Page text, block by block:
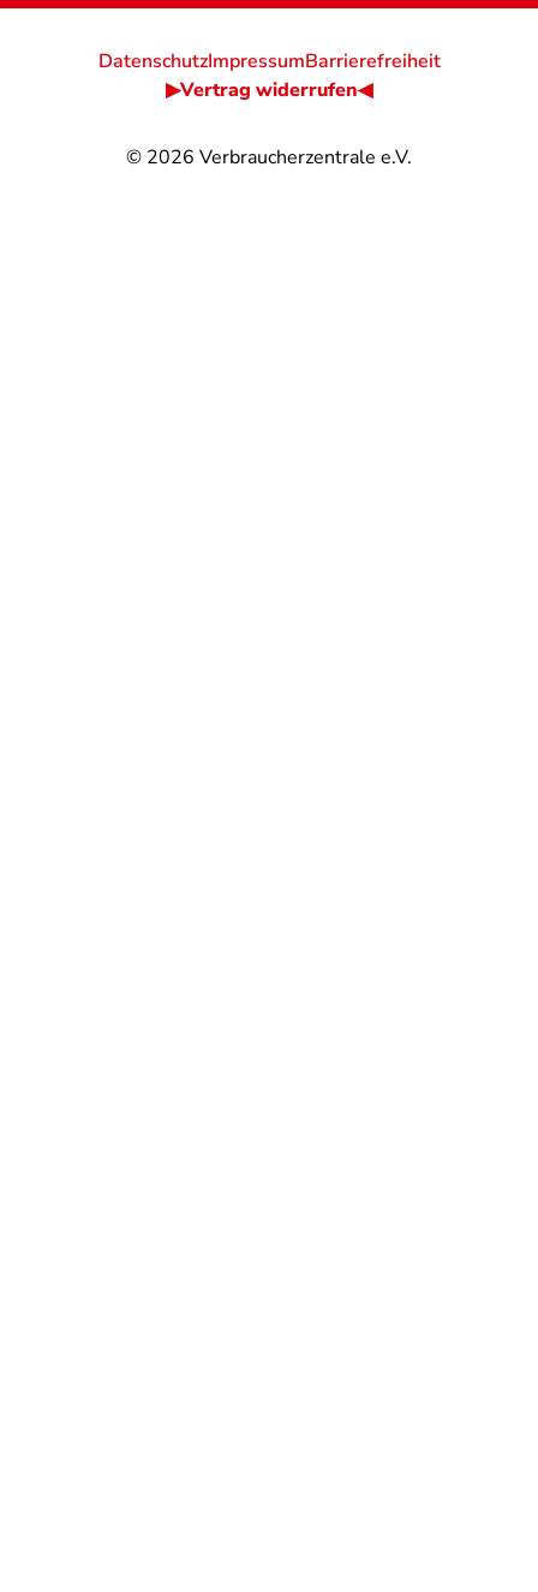
© 2026 Verbraucherzentrale e.V.
DatenschutzImpressumBarrierefreiheit
▶Vertrag widerrufen◀